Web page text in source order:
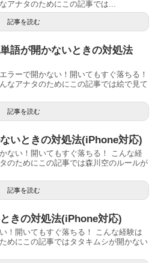
アナタのためにこの記事では...
記事を読む
語が開かないときの対処法
ラーで開かない！開いてもすぐ落ちる！
なアナタのためにこの記事では絵で見て
記事を読む
いときの対処法(iPhone対応)
ない！開いてもすぐ落ちる！ こんな経
のためにこの記事では森川空のルールが
記事を読む
きの対処法(iPhone対応)
！開いてもすぐ落ちる！ こんな経験は
めにこの記事ではタタキムシが開かない